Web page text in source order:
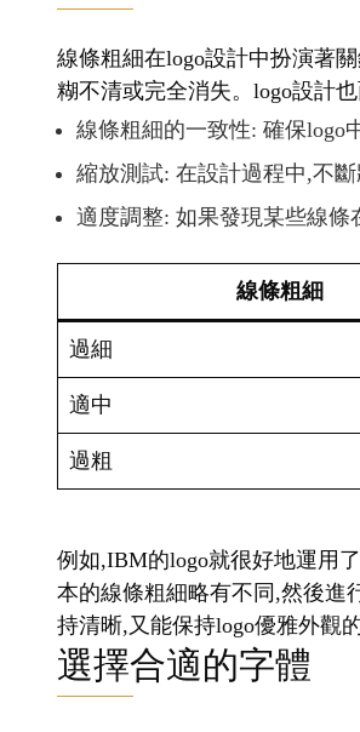
線條粗細在logo設計中扮演著
糊不清或完全消失。logo設計
線條粗細的一致性: 確保logo
縮放測試: 在設計過程中,不
適度調整: 如果發現某些線條
線條粗細
過細
適中
過粗
例如,IBM的logo就很好地運用
本的線條粗細略有不同,然後進
持清晰,又能保持logo優雅外觀
選擇合適的字體